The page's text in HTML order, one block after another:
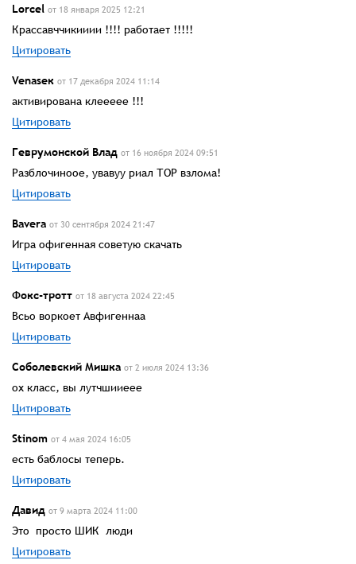
Lorcel от 18 января 2025 12:21
Крассавччикииии !!!! работает !!!!!
Цитировать
Venaseк от 17 декабря 2024 11:14
активирована клеееее !!!
Цитировать
Геврумонской Влад от 16 ноября 2024 09:51
Разблочиноое, увавуу риал ТОР взлома!
Цитировать
Bavera от 30 сентября 2024 21:47
Игра офигенная советую скачать
Цитировать
Фокс-тротт от 18 августа 2024 22:45
Всьо воркоет Авфигеннаа
Цитировать
Соболевский Мишка от 2 июля 2024 13:36
ох класс, вы лутчшииеее
Цитировать
Stinom от 4 мая 2024 16:05
есть баблосы теперь.
Цитировать
Давид от 9 марта 2024 11:00
Это просто ШИК люди
Цитировать